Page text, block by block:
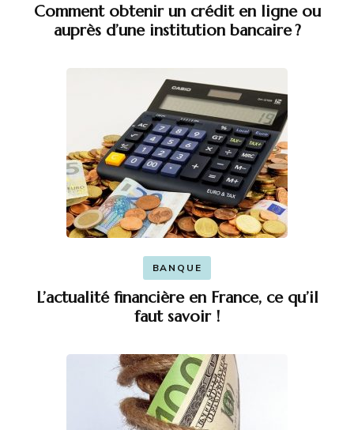
Comment obtenir un crédit en ligne ou
auprès d’une institution bancaire ?
BANQUE
L’actualité financière en France, ce qu’il
faut savoir !